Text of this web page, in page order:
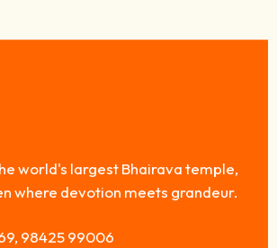
world's largest Bhairava temple,
where devotion meets grandeur.
98425 99006